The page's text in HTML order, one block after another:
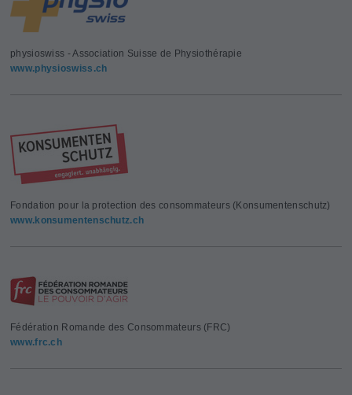
physioswiss - Association Suisse de Physiothérapie
www.physioswiss.ch
Fondation pour la protection des consommateurs (Konsumentenschutz)
www.konsumentenschutz.ch
Fédération Romande des Consommateurs (FRC)
www.frc.ch